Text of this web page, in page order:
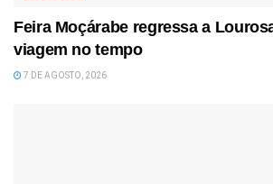
Feira Moçárabe regressa a
viagem no tempo
7 DE AGOSTO, 2026